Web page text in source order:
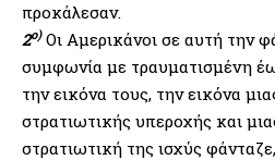
προκάλεσαν.
2ο)Οι Αμερικάνοι σε αυτή την
συμφωνία με τραυματισμένη
την εικόνα τους, την εικόνα
στρατιωτικής υπεροχής και
στρατιωτική της ισχύς